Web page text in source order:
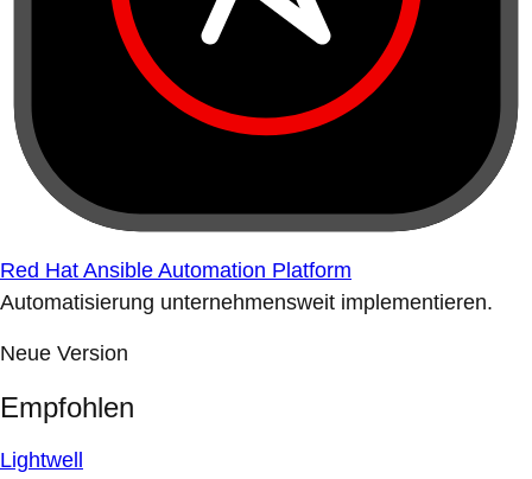
Red Hat Ansible Automation Platform
Automatisierung unternehmensweit implementieren.
Neue Version
Empfohlen
Lightwell